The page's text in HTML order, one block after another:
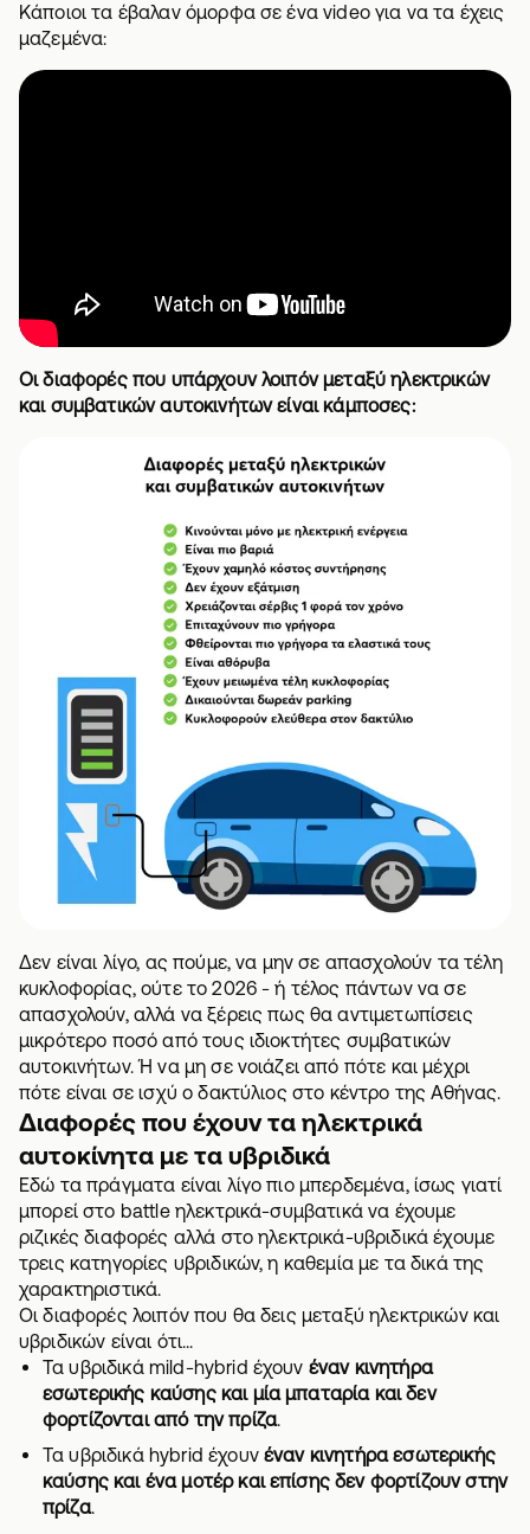
Κάποιοι τα έβαλαν όμορφα σε ένα video για να τα έχεις
μαζεμένα:
Οι διαφορές που υπάρχουν λοιπόν μεταξύ ηλεκτρικών
και συμβατικών αυτοκινήτων είναι κάμποσες:
Δεν είναι λίγο, ας πούμε, να μην σε απασχολούν τατέλη
κυκλοφορίας, ούτε το 2026 - ή τέλος πάντων να σε
απασχολούν, αλλά να ξέρεις πως θα αντιμετωπίσεις
μικρότερο ποσό από τους ιδιοκτήτες συμβατικών
αυτοκινήτων. Ή να μη σε νοιάζει από πότε και μέχρι
πότε είναι σε ισχύ οδακτύλιος στο κέντρο της Αθήνας.
Διαφορές που έχουν τα ηλεκτρικά
αυτοκίνητα με τα υβριδικά
Εδώ τα πράγματα είναι λίγο πιο μπερδεμένα, ίσως γιατί
μπορεί στο battle ηλεκτρικά-συμβατικά να έχουμε
ριζικές διαφορές αλλά στο ηλεκτρικά-υβριδικά έχουμε
τρεις κατηγορίες υβριδικών, η καθεμία με τα δικά της
χαρακτηριστικά.
Οι διαφορές λοιπόν που θα δεις μεταξύ ηλεκτρικών και
υβριδικών είναι ότι...
Τα υβριδικά mild-hybrid έχουν έναν κινητήρα
εσωτερικής καύσης και μία μπαταρία και δεν
φορτίζονται από την πρίζα.
Τα υβριδικά hybrid έχουν έναν κινητήρα εσωτερικής
καύσης και ένα μοτέρ και επίσης δεν φορτίζουν στην
πρίζα.